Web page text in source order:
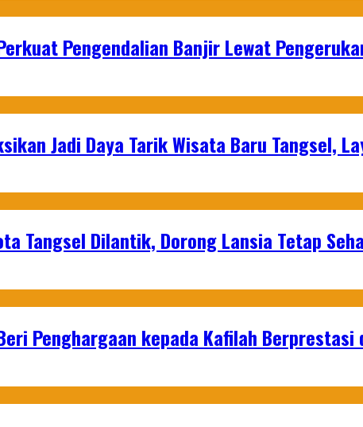
Pengendalian Banjir Lewat
Jadi Daya Tarik Wisata Baru Tangsel,
Tangsel Dilantik, Dorong Lansia Tetap
Penghargaan kepada Kafilah Berprestasi